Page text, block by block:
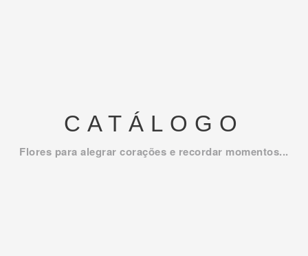
CATÁLOGO
Flores para alegrar corações e recordar momentos...